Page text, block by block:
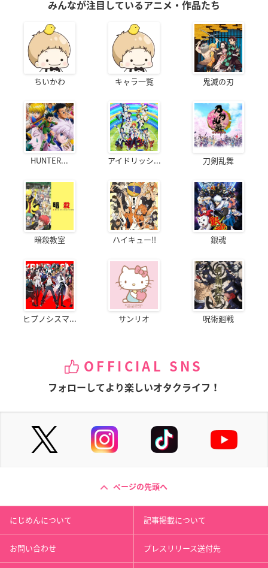
みんなが注目しているアニメ・作品たち
ちいかわ キャラ一覧 鬼滅の刃
HUNTER... アイドリッシ... 刀剣乱舞
暗殺教室 ハイキュー!! 銀魂
ヒプノシスマ... サンリオ 呪術廻戦
OFFICIAL SNS
フォローしてより楽しいオタクライフ！
ページの先頭へ
にじめんについて 記事掲載について
お問い合わせ プレスリリース送付先